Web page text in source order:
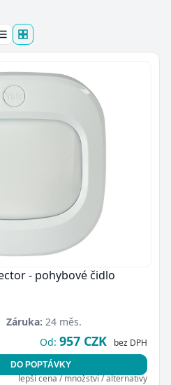
- pohybové čidlo
Záruka: 24 měs.
Od: 957 CZK bez DPH
DO POPTÁVKY
lepší cena / množství / alternativy